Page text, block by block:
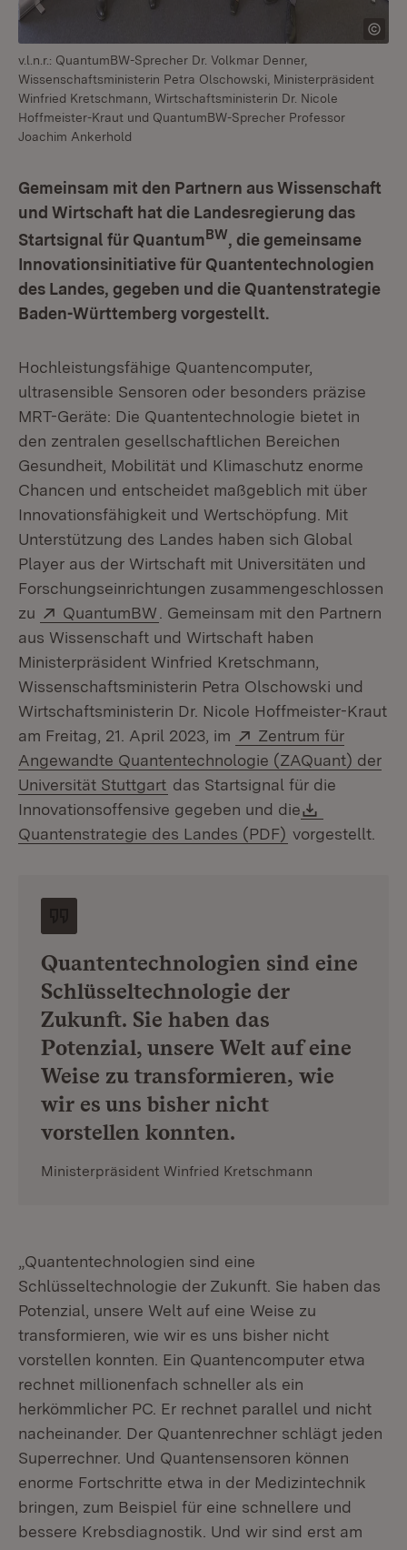
v.l.n.r.: QuantumBW-Sprecher Dr. Volkmar Denner,
Wissenschaftsministerin Petra Olschowski, Ministerpräsident
Winfried Kretschmann, Wirtschaftsministerin Dr. Nicole
Hoffmeister-Kraut und QuantumBW-Sprecher Professor
Joachim Ankerhold
Gemeinsam mit den Partnern aus Wissenschaft
und Wirtschaft hat die Landesregierung das
Startsignal für QuantumBW, die gemeinsame
Innovationsinitiative für Quantentechnologien
des Landes, gegeben und die Quantenstrategie
Baden-Württemberg vorgestellt.
Hochleistungsfähige Quantencomputer,
ultrasensible Sensoren oder besonders präzise
MRT-Geräte: Die Quantentechnologie bietet in
den zentralen gesellschaftlichen Bereichen
Gesundheit, Mobilität und Klimaschutz enorme
Chancen und entscheidet maßgeblich mit über
Innovationsfähigkeit und Wertschöpfung. Mit
Unterstützung des Landes haben sich Global
Player aus der Wirtschaft mit Universitäten und
Forschungseinrichtungen zusammengeschlossen
zu
Extern:
QuantumBW (Öffnet in neuem Fenster)
. Gemeinsam mit den Partnern
aus Wissenschaft und Wirtschaft haben
Ministerpräsident Winfried Kretschmann,
Wissenschaftsministerin Petra Olschowski und
Wirtschaftsministerin Dr. Nicole Hoffmeister-Kraut
am Freitag, 21. April 2023, im
Extern:
Zentrum für
Angewandte Quantentechnologie (ZAQuant) der
Universität Stuttgart (Öffnet in neuem Fenster)
das Startsignal für die
Innovationsoffensive gegeben und die
Quantenstrategie des Landes (PDF) (Öffnet in
vorgestellt.
Quantentechnologien sind eine
Schlüsseltechnologie der
Zukunft. Sie haben das
Potenzial, unsere Welt auf eine
Weise zu transformieren, wie
wir es uns bisher nicht
vorstellen konnten.
Ministerpräsident Winfried Kretschmann
„Quantentechnologien sind eine
Schlüsseltechnologie der Zukunft. Sie haben das
Potenzial, unsere Welt auf eine Weise zu
transformieren, wie wir es uns bisher nicht
vorstellen konnten. Ein Quantencomputer etwa
rechnet millionenfach schneller als ein
herkömmlicher PC. Er rechnet parallel und nicht
nacheinander. Der Quantenrechner schlägt jeden
Superrechner. Und Quantensensoren können
enorme Fortschritte etwa in der Medizintechnik
bringen, zum Beispiel für eine schnellere und
bessere Krebsdiagnostik. Und wir sind erst am